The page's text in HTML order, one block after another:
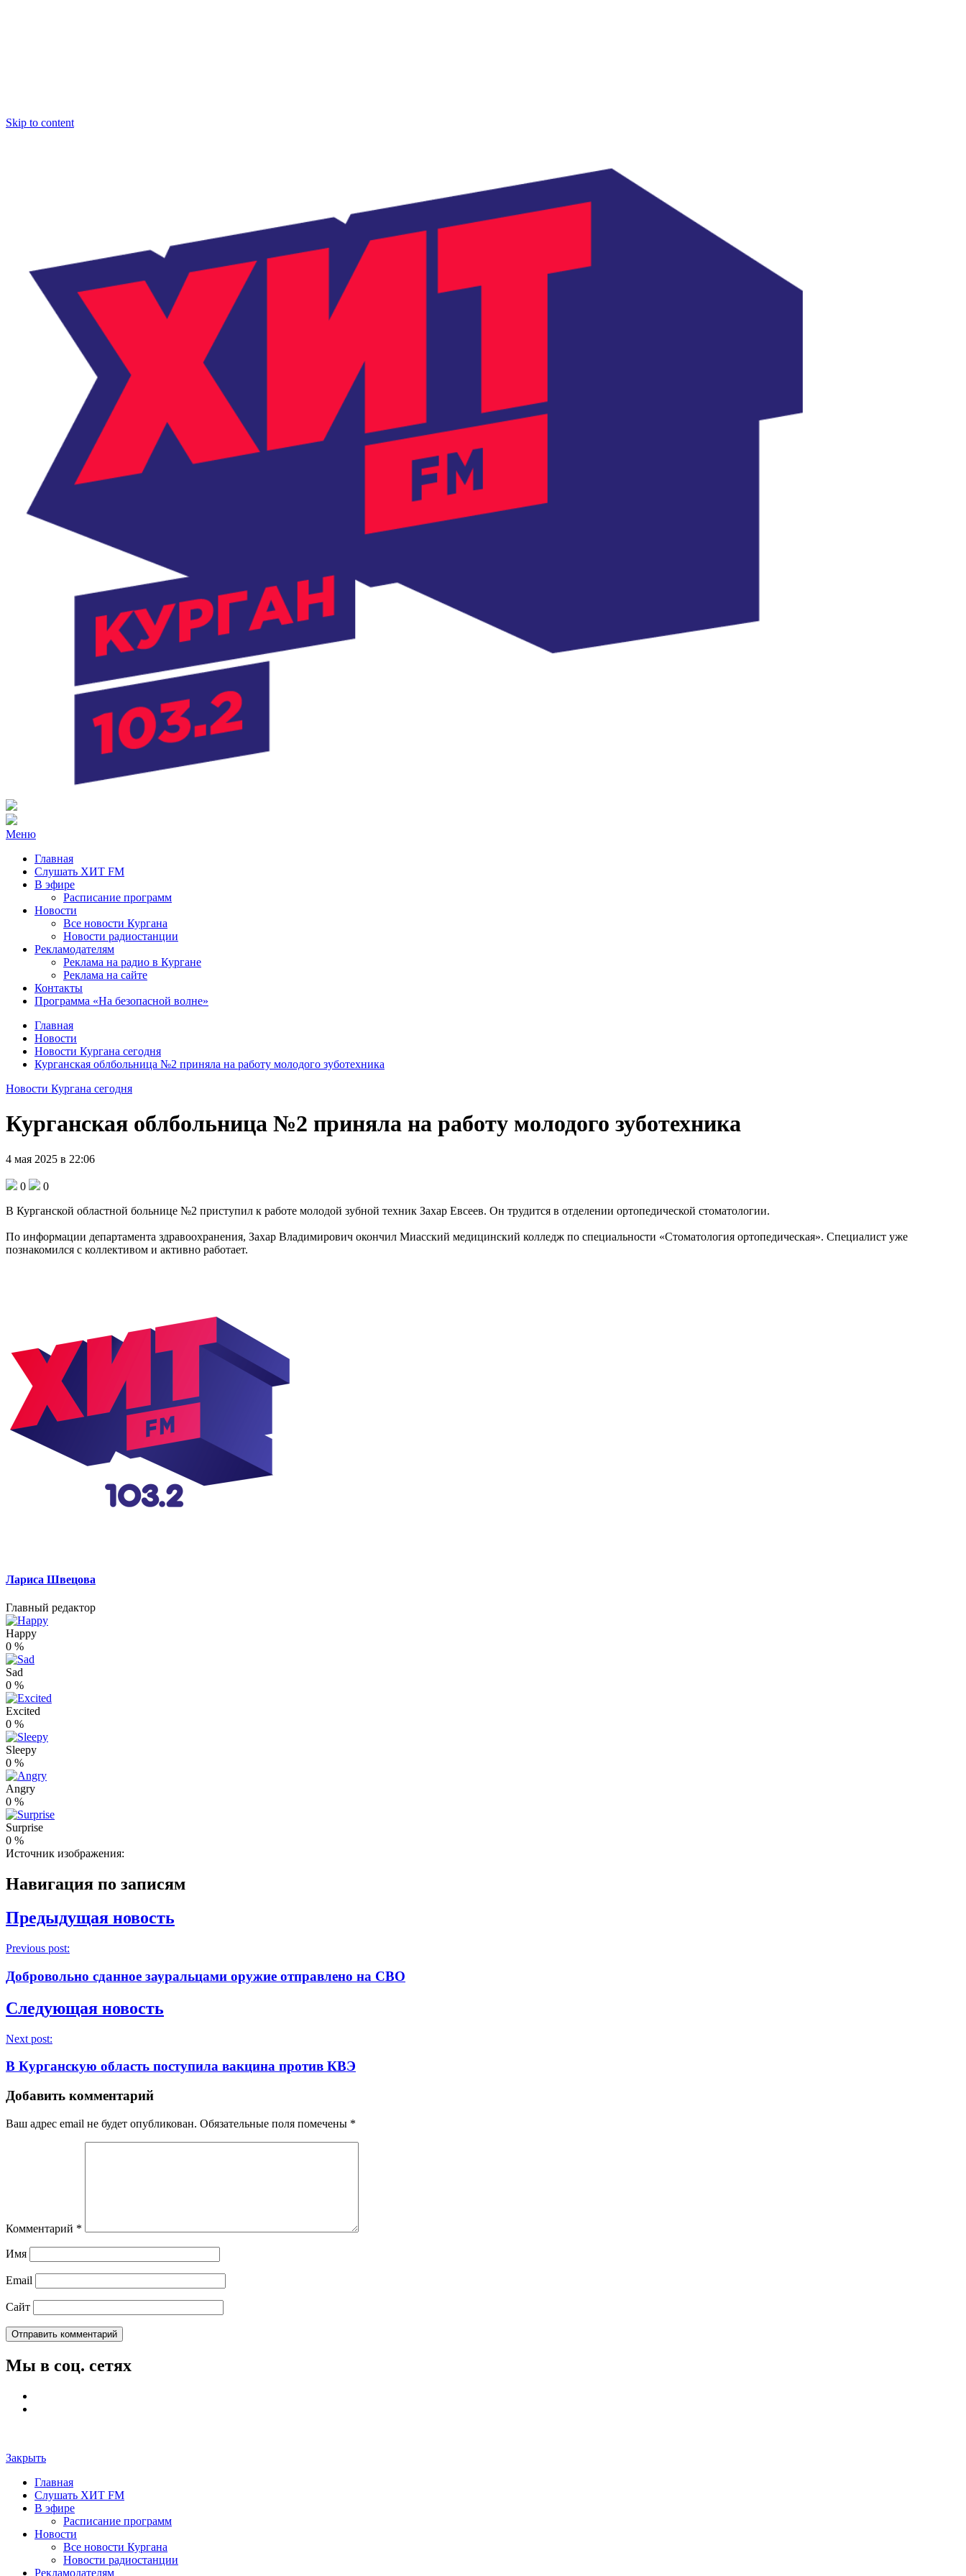
Skip to content
Радио ХИТ FM Курган
103.2 FM
Меню
Главная
Слушать ХИТ FM
В эфире
Расписание программ
Новости
Все новости Кургана
Новости радиостанции
Рекламодателям
Реклама на радио в Кургане
Реклама на сайте
Контакты
Программа «На безопасной волне»
Главная
Новости
Новости Кургана сегодня
Курганская облбольница №2 приняла на работу молодого зуботехника
Новости Кургана сегодня
Курганская облбольница №2 приняла на работу молодого зуботехника
4 мая 2025 в 22:06
0
0
В Курганской областной больнице №2 приступил к работе молодой зубной техник Захар Евсеев. Он трудится в отделении ортопедической стоматологии.
По информации департамента здравоохранения, Захар Владимирович окончил Миасский медицинский колледж по специальности «Стоматология ортопедическая». Специалист уже
познакомился с коллективом и активно работает.
Лариса Швецова
Главный редактор
Happy
0 %
Sad
0 %
Excited
0 %
Sleepy
0 %
Angry
0 %
Surprise
0 %
Источник изображения:
Навигация по записям
Предыдущая новость
Previous post:
Добровольно сданное зауральцами оружие отправлено на СВО
Следующая новость
Next post:
В Курганскую область поступила вакцина против КВЭ
Добавить комментарий
Ваш адрес email не будет опубликован. Обязательные поля помечены *
Комментарий *
Имя
Email
Сайт
Мы в соц. сетях
Закрыть
Главная
Слушать ХИТ FM
В эфире
Расписание программ
Новости
Все новости Кургана
Новости радиостанции
Рекламодателям